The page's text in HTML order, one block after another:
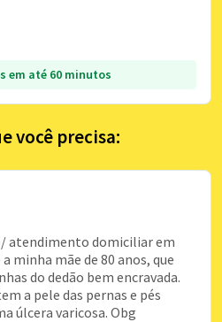
em até 60 minutos
você precisa:
atendimento domiciliar em
a minha mãe de 80 anos, que
do dedão bem encravada.
a pele das pernas e pés
úlcera varicosa. Obg